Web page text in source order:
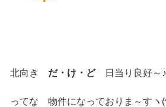
北向き だ・け・ど日当り良好～♪
ってな 物件になっておりま～すヽ